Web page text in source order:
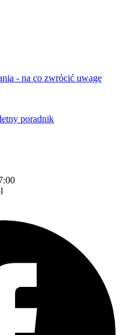
- na co zwrócić uwagę
poradnik